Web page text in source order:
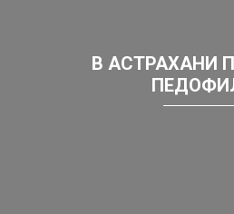
В АСТРАХАНИ